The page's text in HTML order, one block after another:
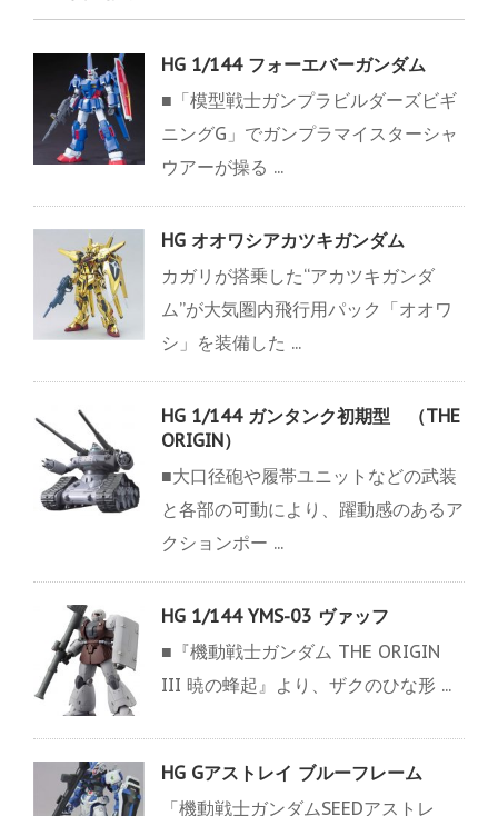
HG 1/144 フォーエバーガンダム
■「模型戦士ガンプラビルダーズビギ
ニングG」でガンプラマイスターシャ
ウアーが操る ...
HG オオワシアカツキガンダム
カガリが搭乗した“アカツキガンダ
ム”が大気圏内飛行用パック「オオワ
シ」を装備した ...
HG 1/144 ガンタンク初期型 （THE
ORIGIN）
■大口径砲や履帯ユニットなどの武装
と各部の可動により、躍動感のあるア
クションポー ...
HG 1/144 YMS-03 ヴァッフ
■『機動戦士ガンダム THE ORIGIN
III 暁の蜂起』より、ザクのひな形 ...
HG Gアストレイ ブルーフレーム
「機動戦士ガンダムSEEDアストレ